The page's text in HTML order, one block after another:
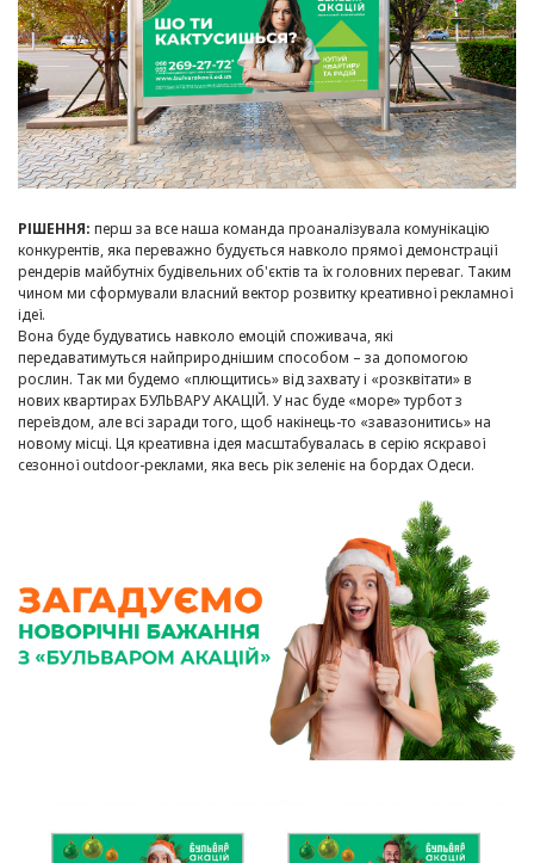
РІШЕННЯ: перш за все наша команда проаналізувала комунікацію
конкурентів, яка переважно будується навколо прямої демонстрації
рендерів майбутніх будівельних об'єктів та їх головних переваг. Таким
чином ми сформували власний вектор розвитку креативної рекламної
ідеї.
Вона буде будуватись навколо емоцій споживача, які
передаватимуться найприроднішим способом – за допомогою
рослин. Так ми будемо «плющитись» від захвату і «розквітати» в
нових квартирах БУЛЬВАРУ АКАЦІЙ. У нас буде «море» турбот з
переїздом, але всі заради того, щоб накінець-то «завазонитись» на
новому місці. Ця креативна ідея масштабувалась в серію яскравої
сезонної outdoor-реклами, яка весь рік зеленіє на бордах Одеси.